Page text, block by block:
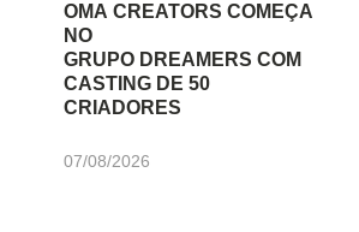
OMA CREATORS COMEÇA
NO
GRUPO DREAMERS COM
CASTING DE 50
CRIADORES
07/08/2026